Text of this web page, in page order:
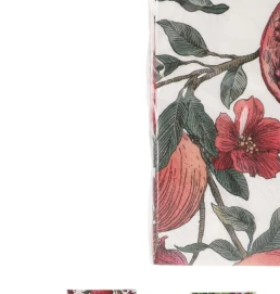
Detská izba
Predsieň, šatník a chodba
Kuchyňa
Kúpeľňa
Záhrada
Domácnosť
Závesy a žalúzie